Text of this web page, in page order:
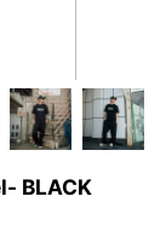
BLACK